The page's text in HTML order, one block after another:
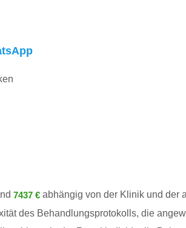
7437 € abhängig von der Klinik und der
des Behandlungsprotokolls, die